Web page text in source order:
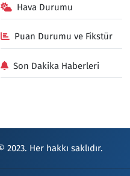
Hava Durumu
Puan Durumu ve Fikstür
Son Dakika Haberleri
Her hakkı saklıdır.